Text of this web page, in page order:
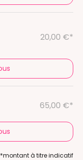
20,00 €*
65,00 €*
*montant à titre indicatif